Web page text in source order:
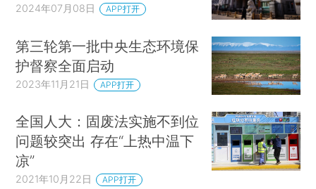
2024年07月08日 APP打开
第三轮第一批中央生态环境保
护督察全面启动
2023年11月21日 APP打开
全国人大：固废法实施不到位
问题较突出 存在“上热中温下
凉”
2021年10月22日 APP打开